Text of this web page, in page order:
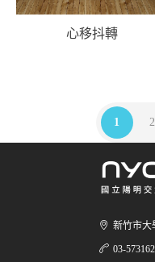
心移抖轉
1 2
新竹市大
03-